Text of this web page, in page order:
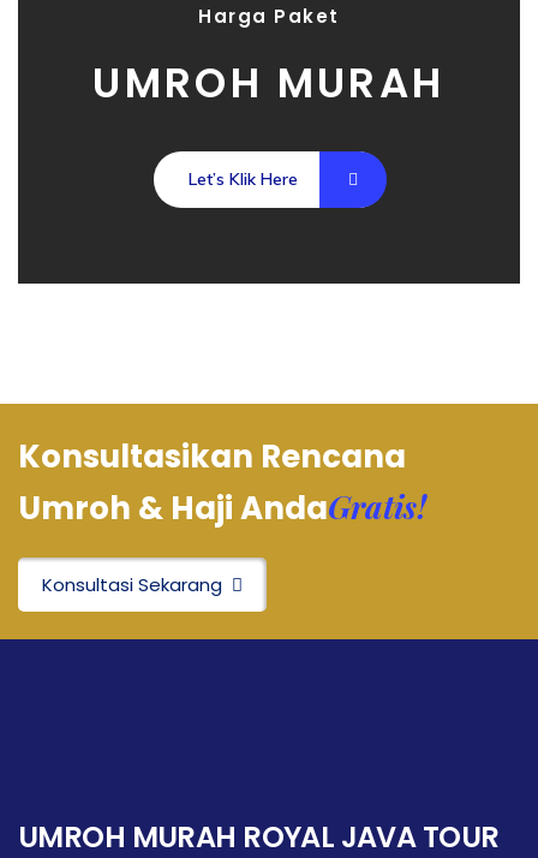
Harga Paket
UMROH MURAH
Let’s Klik Here
Konsultasikan Rencana
Umroh & Haji AndaGratis!
Konsultasi Sekarang
UMROH MURAH ROYAL JAVA TOUR